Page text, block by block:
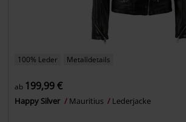
100% Leder Metalldetails
ab 199,99 €
Happy Silver Mauritius Lederjacke